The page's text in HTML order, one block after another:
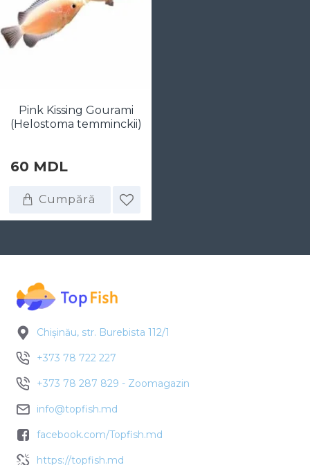
Pink Kissing Gourami
(Helostoma temminckii)
60 MDL
Cumpără
Chișinău, str. Burebista 112/1
+373 78 722 227
+373 78 287 829 - Zoomagazin
info@topfish.md
facebook.com/Topfish.md
https://topfish.md